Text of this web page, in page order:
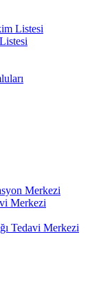
Listesi
Merkezi
Merkezi
Tedavi Merkezi